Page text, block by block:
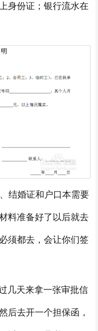
身份证；银行流水在
婚证和户口本需要
料准备好了以后就去
须都去，会让你们签
天来拿一张审批信
后去开一个担保函，